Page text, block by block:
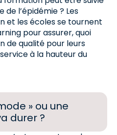
de l’épidémie ? Les
et les écoles se tournent
pour assurer, quoi
de qualité pour leurs
à la hauteur du
» ou une
durer ?